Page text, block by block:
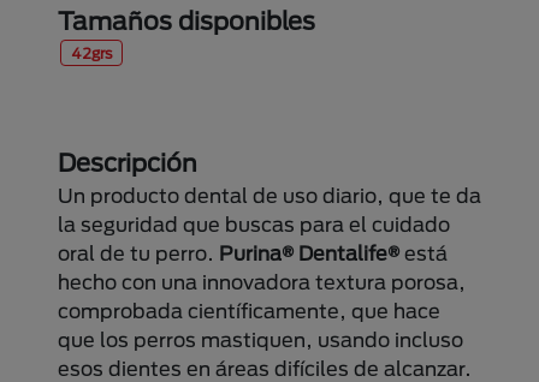
Tamaños disponibles
42grs
Descripción
Un producto dental de uso diario, que te da
la seguridad que buscas para el cuidado
oral de tu perro. Purina® Dentalife® está
hecho con una innovadora textura porosa,
comprobada científicamente, que hace
que los perros mastiquen, usando incluso
esos dientes en áreas difíciles de alcanzar.